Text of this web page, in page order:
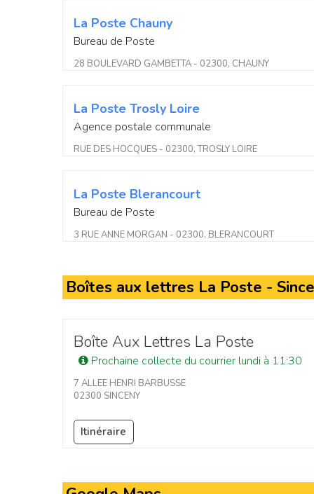
La Poste Chauny
Bureau de Poste
28 BOULEVARD GAMBETTA - 02300, CHAUNY
La Poste Trosly Loire
Agence postale communale
RUE DES HOCQUES - 02300, TROSLY LOIRE
La Poste Blerancourt
Bureau de Poste
3 RUE ANNE MORGAN - 02300, BLERANCOURT
Boîtes aux lettres La Poste -
Boîte Aux Lettres La Poste
Prochaine collecte du courrier lundi à 11:30
7 ALLEE HENRI BARBUSSE
02300 SINCENY
Itinéraire